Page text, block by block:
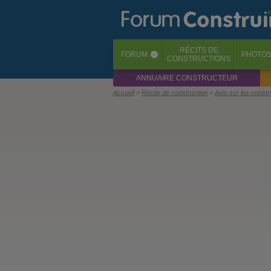
FORUM ‹ RÉCITS DE
CONSTRUCTIONS
PHOTOS
ANNUAIRE CONSTRUCTEUR
Accueil Récits de construction Avis sur les